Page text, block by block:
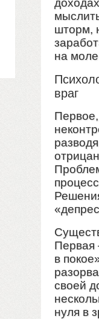
шторм,
на
враг
Первая
в
своей
нуля в